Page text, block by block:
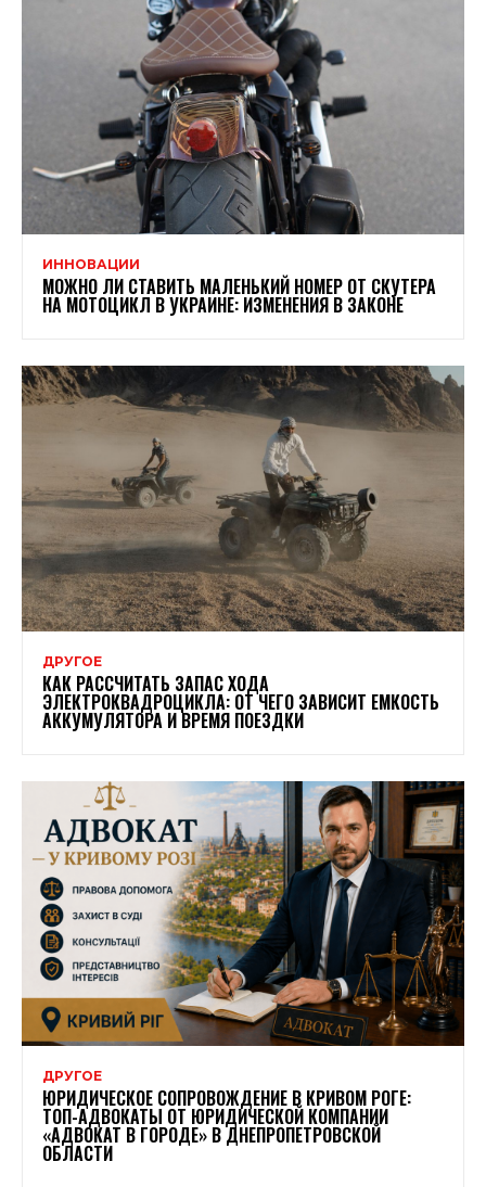
ИННОВАЦИИ
МОЖНО ЛИ СТАВИТЬ МАЛЕНЬКИЙ НОМЕР ОТ СКУТЕРА
НА МОТОЦИКЛ В УКРАИНЕ: ИЗМЕНЕНИЯ В ЗАКОНЕ
ДРУГОЕ
КАК РАССЧИТАТЬ ЗАПАС ХОДА
ЭЛЕКТРОКВАДРОЦИКЛА: ОТ ЧЕГО ЗАВИСИТ ЕМКОСТЬ
АККУМУЛЯТОРА И ВРЕМЯ ПОЕЗДКИ
ДРУГОЕ
ЮРИДИЧЕСКОЕ СОПРОВОЖДЕНИЕ В КРИВОМ РОГЕ:
ТОП-АДВОКАТЫ ОТ ЮРИДИЧЕСКОЙ КОМПАНИИ
«АДВОКАТ В ГОРОДЕ» В ДНЕПРОПЕТРОВСКОЙ
ОБЛАСТИ